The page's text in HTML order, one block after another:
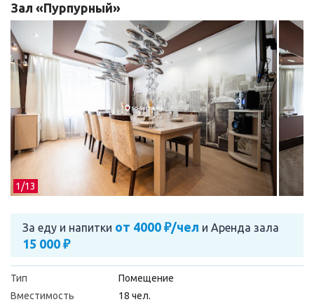
1/13
Зал «Пурпурный»
За еду и напитки от 4000 ₽/чел и Аренда зала
15 000 ₽
Тип
Помещение
Вместимость
18 чел.